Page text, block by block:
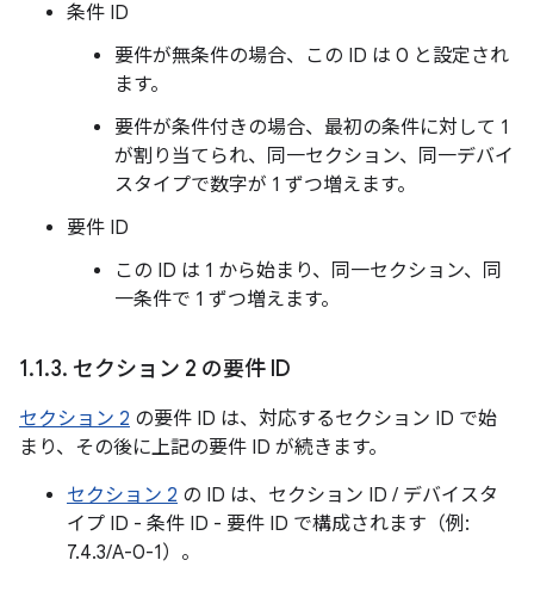
条件 ID
要件が無条件の場合、この ID は 0 と設定され
ます。
要件が条件付きの場合、最初の条件に対して 1
が割り当てられ、同一セクション、同一デバイ
スタイプで数字が 1 ずつ増えます。
要件 ID
この ID は 1 から始まり、同一セクション、同
一条件で 1 ずつ増えます。
1.1.3. セクション 2 の要件 ID
セクション 2 の要件 ID は、対応するセクション ID で始
まり、その後に上記の要件 ID が続きます。
セクション 2 の ID は、セクション ID / デバイスタ
イプ ID - 条件 ID - 要件 ID で構成されます（例:
7.4.3/A-0-1）。